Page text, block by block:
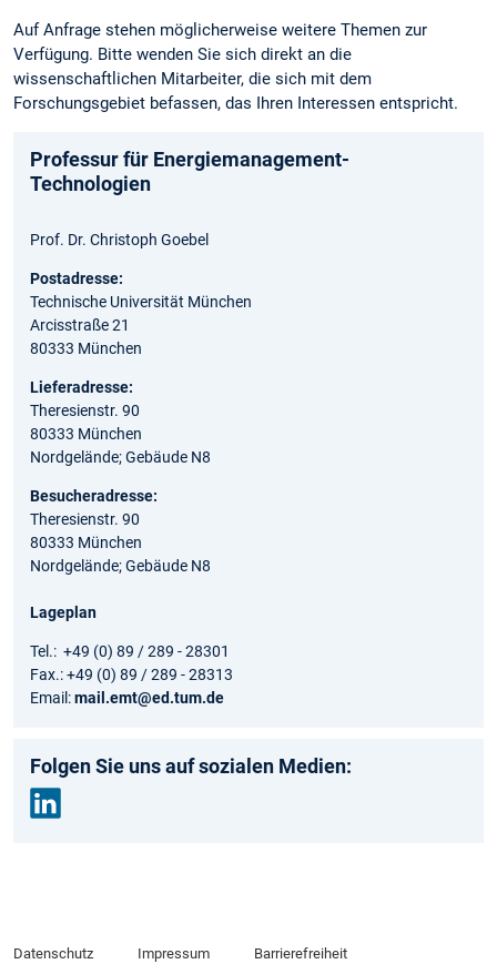
Auf Anfrage stehen möglicherweise weitere Themen zur
Verfügung. Bitte wenden Sie sich direkt an die
wissenschaftlichen Mitarbeiter, die sich mit dem
Forschungsgebiet befassen, das Ihren Interessen entspricht.
Professur für Energiemanagement-
Technologien
Prof. Dr. Christoph Goebel
Postadresse:
Technische Universität München
Arcisstraße 21
80333 München
Lieferadresse:
Theresienstr. 90
80333 München
Nordgelände; Gebäude N8
Besucheradresse:
Theresienstr. 90
80333 München
Nordgelände; Gebäude N8
Lageplan
Tel.: +49 (0) 89 / 289 - 28301
Fax.: +49 (0) 89 / 289 - 28313
Email:mail.emt@ed.tum.de
Folgen Sie uns auf sozialen Medien:
Datenschutz Impressum Barrierefreiheit